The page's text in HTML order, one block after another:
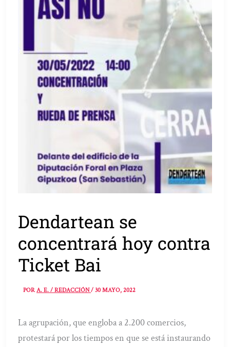
Dendartean se
concentrará hoy contra
Ticket Bai
PORA. E. / REDACCIÓN/30 MAYO, 2022
La agrupación, que engloba a 2.200 comercios,
protestará por los tiempos en que se está instaurando